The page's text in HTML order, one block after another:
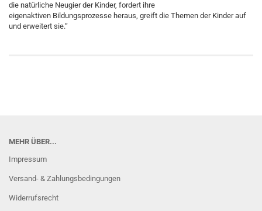
die natürliche Neugier der Kinder, fordert ihre
eigenaktiven Bildungsprozesse heraus, greift die Themen der Kinder auf
und erweitert sie.“
MEHR ÜBER...
Impressum
Versand- & Zahlungsbedingungen
Widerrufsrecht